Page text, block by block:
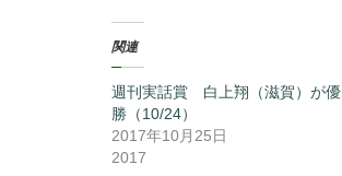
て
i
t
e
r
で
共
有
有
す
る
に
関連
週刊実話賞 白上翔（滋賀）が優
勝（10/24）
2017年10月25日
2017